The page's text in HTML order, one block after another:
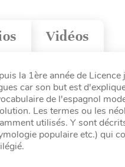
Vidéos
la 1ère année de
car son but est
de l'espagnol
Les termes ou les
utilisés. Y sont
populaire etc.) qui